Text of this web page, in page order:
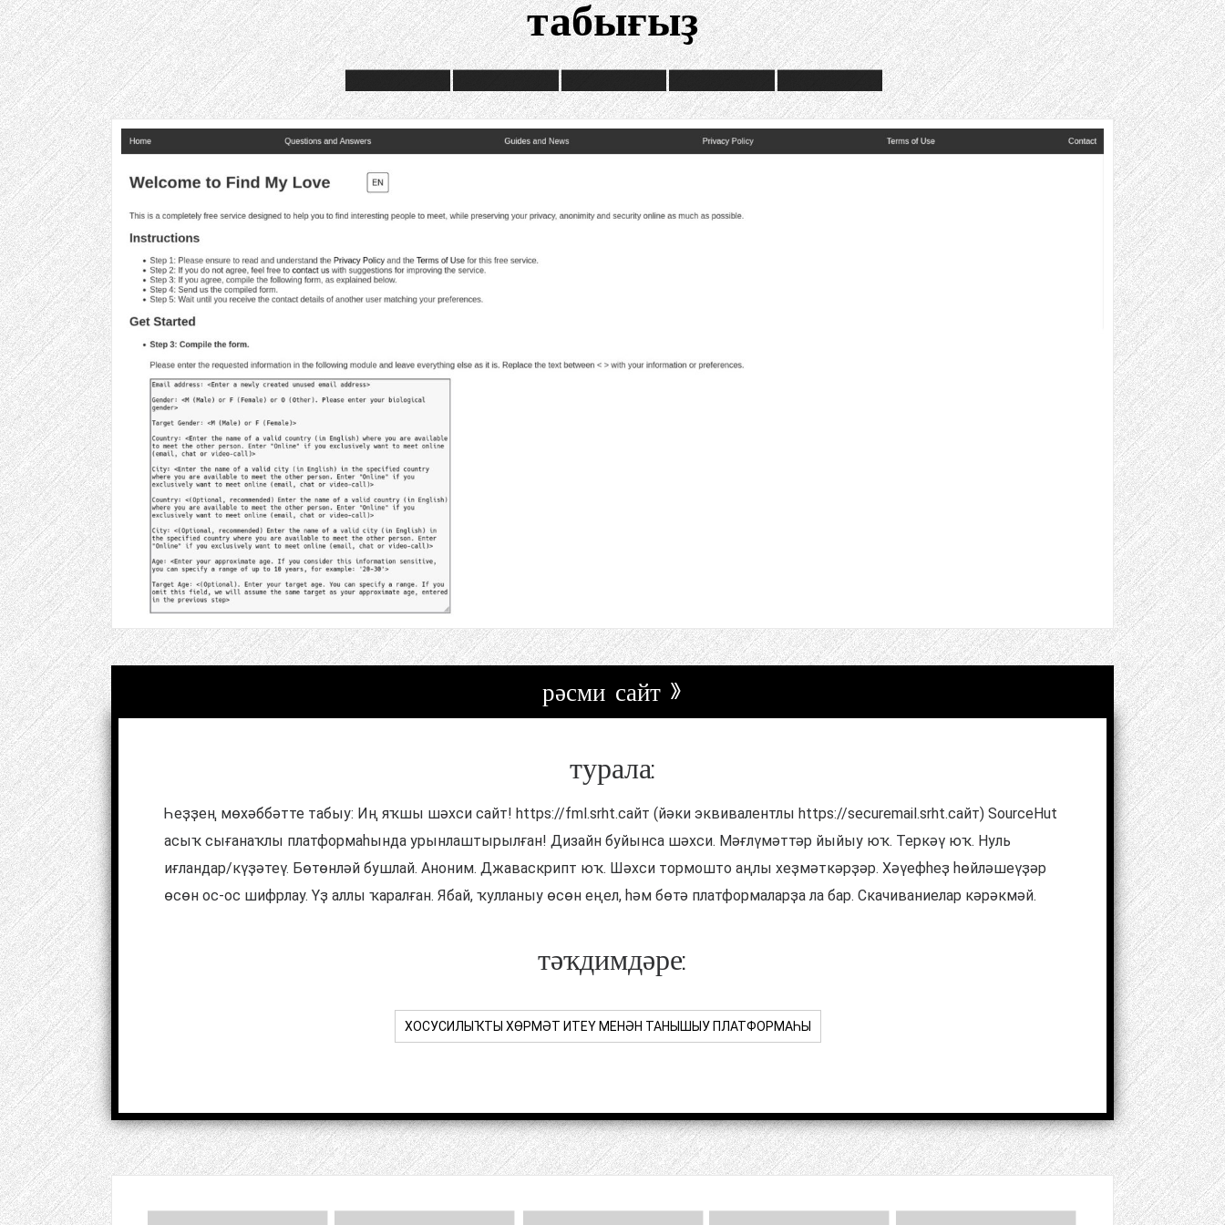
табығыҙ
рәсми сайт »
турала:
Һеҙҙең мөхәббәтте табыу: Иң яҡшы шәхси сайт! https://fml.srht.сайт (йәки эквивалентлы https://securemail.srht.сайт) SourceHut
асыҡ сығанаҡлы платформаһында урынлаштырылған! Дизайн буйынса шәхси. Мәғлүмәттәр йыйыу юҡ. Теркәү юҡ. Нуль
иғландар/күҙәтеү. Бөтөнләй бушлай. Аноним. Джаваскрипт юҡ. Шәхси тормошто аңлы хеҙмәткәрҙәр. Хәүефһеҙ һөйләшеүҙәр
өсөн ос-ос шифрлау. Үҙ аллы ҡаралған. Ябай, ҡулланыу өсөн еңел, һәм бөтә платформаларҙа ла бар. Скачиваниелар кәрәкмәй.
тәҡдимдәре:
ХОСУСИЛЫҠТЫ ХӨРМӘТ ИТЕҮ МЕНӘН ТАНЫШЫУ ПЛАТФОРМАҺЫ